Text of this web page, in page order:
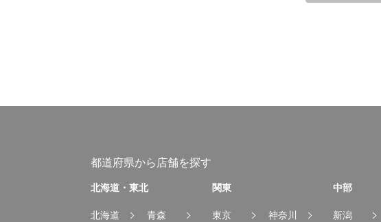
都道府県から店舗を探す
北海道・東北
北海道
青森
関東
東京
神奈川
中部
新潟